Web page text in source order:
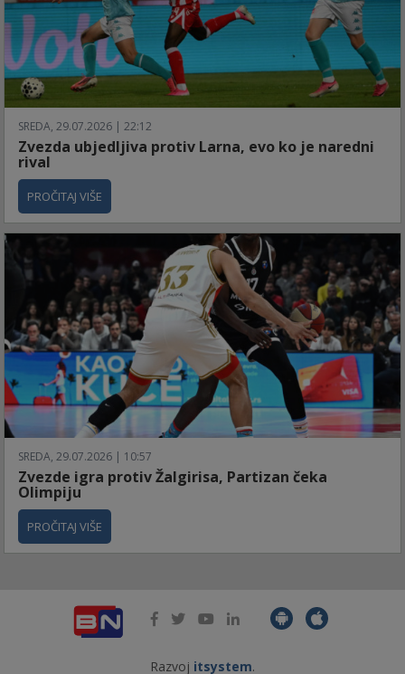
SREDA, 29.07.2026 | 22:12
Zvezda ubjedljiva protiv Larna, evo ko je naredni
rival
PROČITAJ VIŠE
SREDA, 29.07.2026 | 10:57
Zvezde igra protiv Žalgirisa, Partizan čeka
Olimpiju
PROČITAJ VIŠE
Razvoj itsystem.